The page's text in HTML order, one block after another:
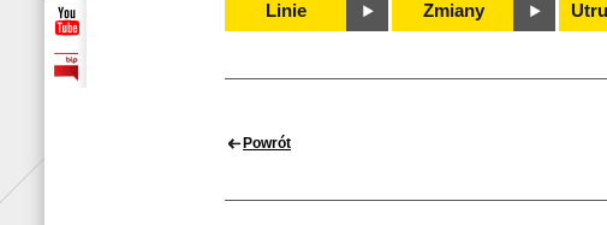
Linie Zmiany
Powrót